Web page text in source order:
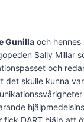
Gunilla och hennes
Sally Millar
och
det skulle kunna